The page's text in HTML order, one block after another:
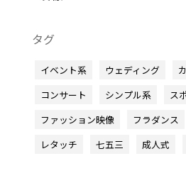
タグ
イベント系 ウェディング
コンサート
シンプル系
ス
ファッション映像
フラダンス
レタッチ
七五三 成人式